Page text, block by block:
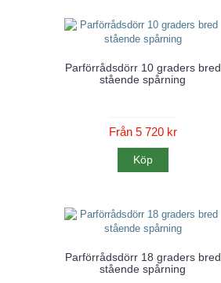
Parförrådsdörr 10 graders bred
stående spårning
Från 5 720 kr
Köp
Parförrådsdörr 18 graders bred
stående spårning